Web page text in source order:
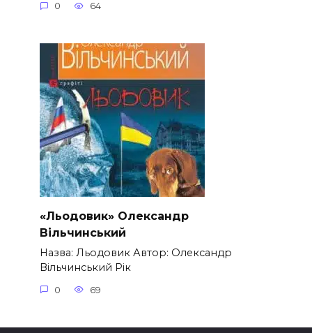
0 64
«Льодовик» Олександр
Вільчинський
Назва: Льодовик Автор: Олександр
Вільчинський Рік
0 69